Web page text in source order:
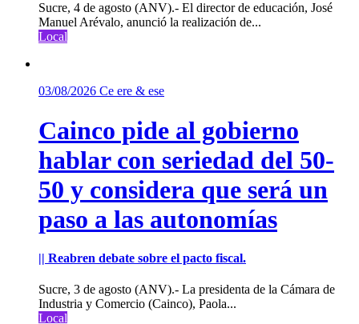
Sucre, 4 de agosto (ANV).- El director de educación, José
Manuel Arévalo, anunció la realización de...
Local
03/08/2026 Ce ere & ese
Cainco pide al gobierno
hablar con seriedad del 50-
50 y considera que será un
paso a las autonomías
|| Reabren debate sobre el pacto fiscal.
Sucre, 3 de agosto (ANV).- La presidenta de la Cámara de
Industria y Comercio (Cainco), Paola...
Local